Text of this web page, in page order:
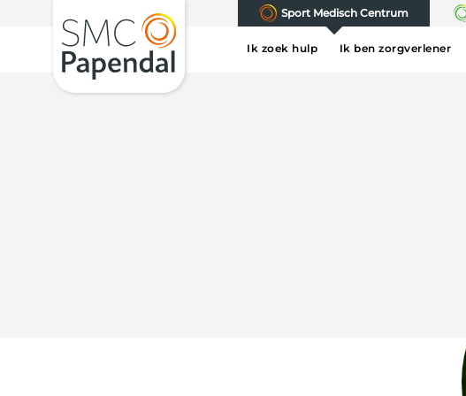
Sport Medisch Centrum
Ik zoek hulp Ik ben zorgverlener